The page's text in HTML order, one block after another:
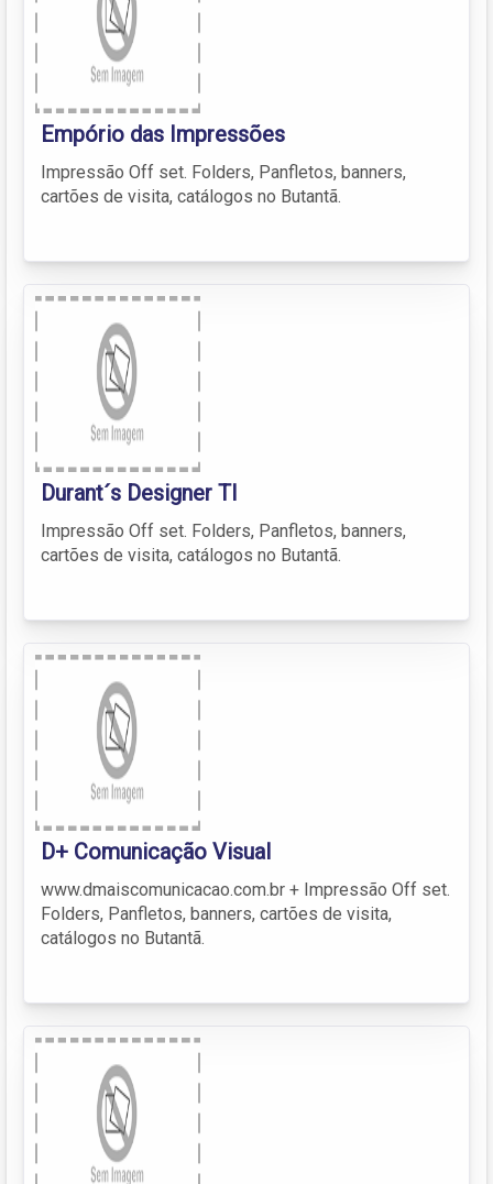
Empório das Impressões
Impressão Off set. Folders, Panfletos, banners,
cartões de visita, catálogos no Butantã.
Durant´s Designer TI
Impressão Off set. Folders, Panfletos, banners,
cartões de visita, catálogos no Butantã.
D+ Comunicação Visual
www.dmaiscomunicacao.com.br + Impressão Off set.
Folders, Panfletos, banners, cartões de visita,
catálogos no Butantã.